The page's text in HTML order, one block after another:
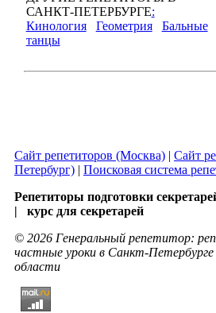
САНКТ-ПЕТЕРБУРГЕ:
Кинология
Геометрия
Бальные
танцы
Сайт репетиторов (Москва) | Сайт
Петербург) | Поисковая система
Репетиторы подготовки
| курс для секретарей
© 2026 Генеральный репетитор:
частные уроки в Санкт-Петербурге
области